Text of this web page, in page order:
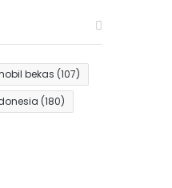
bekas (107)
(180)